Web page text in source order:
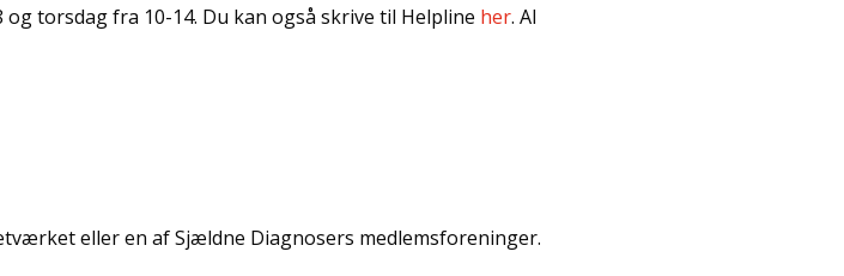
torsdag fra 10-14. Du kan også skrive til Helpline her. Al
eller en af Sjældne Diagnosers medlemsforeninger.